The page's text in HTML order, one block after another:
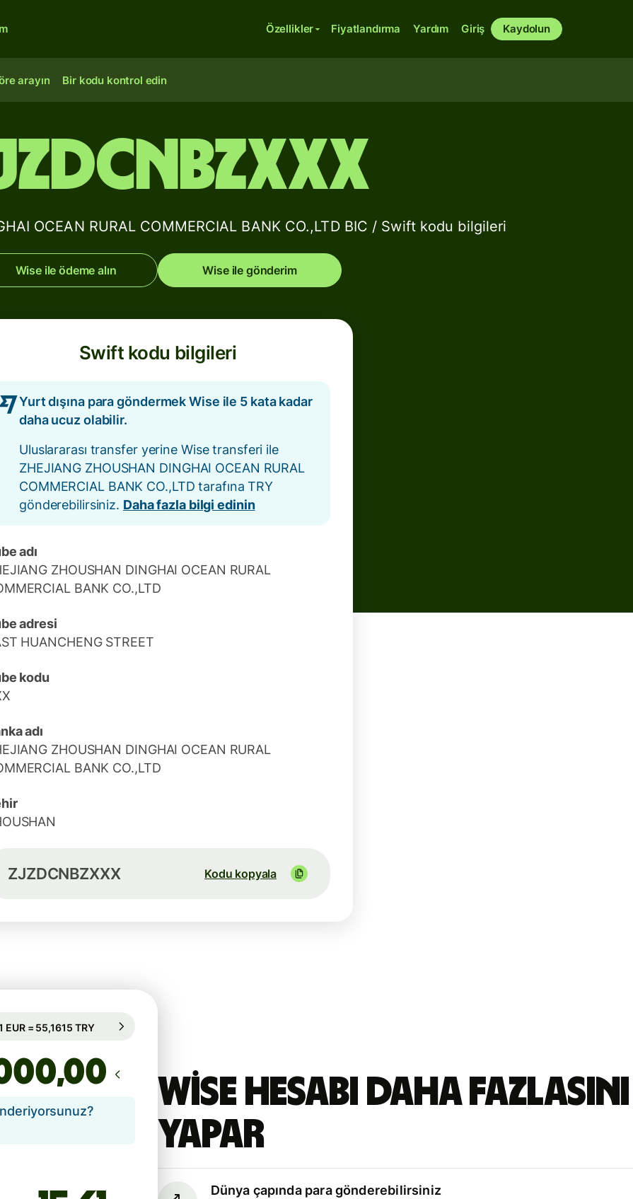
Özellikler Fiyatlandırma Yardım Giriş Kaydolun
arayın Bir kodu kontrol edin
OCEAN RURAL COMMERCIAL BANK CO.,LTD BIC / Swift kodu bilgileri
Wise ile ödeme alın Wise ile gönderim
Swift kodu bilgileri
Yurt dışına para göndermek Wise ile 5 kata kadar
daha ucuz olabilir.
Uluslararası transfer yerine Wise transferi ile
ZHEJIANG ZHOUSHAN DINGHAI OCEAN RURAL
COMMERCIAL BANK CO.,LTD tarafına TRY
gönderebilirsiniz. Daha fazla bilgi edinin
adı
ZHOUSHAN DINGHAI OCEAN RURAL
BANK CO.,LTD
adresi
HUANCHENG STREET
kodu
adı
ZHOUSHAN DINGHAI OCEAN RURAL
BANK CO.,LTD
ZJZDCNBZXXX Kodu kopyala
Wise hesabı daha fazlasını
yapar
Dünya çapında para gönderebilirsiniz
sa. için garanti edilir
,00